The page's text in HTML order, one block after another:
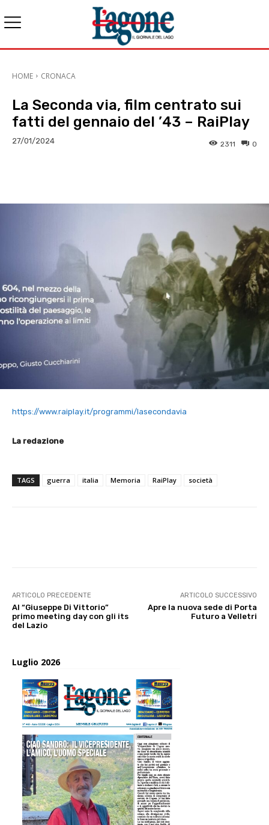
HOME CRONACA
La Seconda via, film centrato sui
fatti del gennaio del ’43 – RaiPlay
27/01/2024 0
2311
https://www.raiplay.it/programmi/lasecondavia
La redazione
TAGS guerra italia Memoria RaiPlay società
ARTICOLO PRECEDENTE
Al “Giuseppe Di Vittorio”
primo meeting day con gli its
del Lazio
ARTICOLO SUCCESSIVO
Apre la nuova sede di Porta
Futuro a Velletri
Luglio 2026